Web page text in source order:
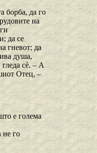
борба, да го
на
да се
гневот; да
душа,
сѐ. – А
Отец, –
е голема
не го